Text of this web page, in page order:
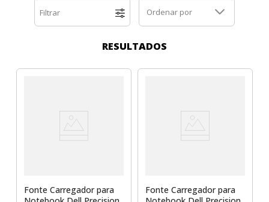
Tela para Iphone
SSD SATA
Caddy para SSD
Filtrar Ordenar por
RESULTADOS
Fonte Carregador para
Fonte Carregador para